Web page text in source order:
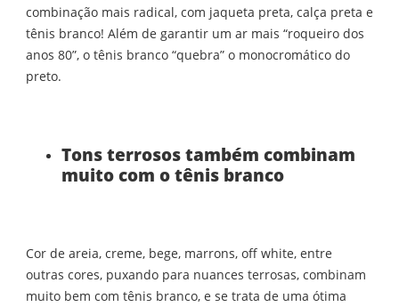
combinação mais radical, com jaqueta preta, calça preta e
tênis branco! Além de garantir um ar mais “roqueiro dos
anos 80”, o tênis branco “quebra” o monocromático do
preto.
Tons terrosos também combinam
muito com o tênis branco
Cor de areia, creme, bege, marrons, off white, entre
outras cores, puxando para nuances terrosas, combinam
muito bem com tênis branco, e se trata de uma ótima